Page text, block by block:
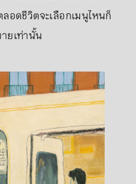
อดชีวิตจะเลือกเมนูไหนก็
ยเท่านั้น